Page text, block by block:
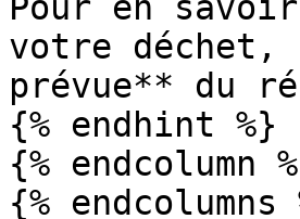
votre déchet,
prévue** du
{% endhint %}
{% endcolumn